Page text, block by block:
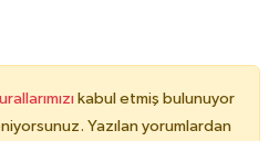
kabul etmiş bulunuyor
Yazılan yorumlardan